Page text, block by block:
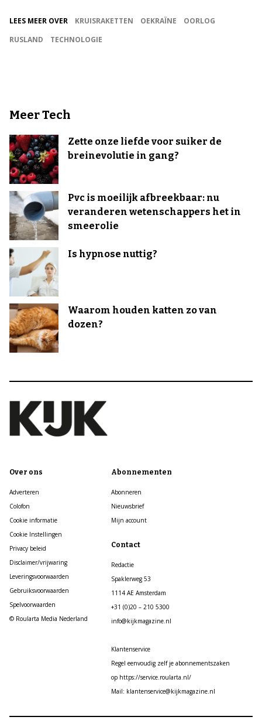
LEES MEER OVER KRUISRAKETTEN OEKRAÏNE
OORLOG
RUSLAND
TECHNOLOGIE
Meer Tech
Zette onze liefde voor suiker de
breinevolutie in gang?
Pvc is moeilijk afbreekbaar: nu
veranderen wetenschappers het in
smeerolie
Is hypnose nuttig?
Waarom houden katten zo van
dozen?
Over ons
Adverteren
Colofon
Cookie informatie
Cookie Instellingen
Privacy beleid
Disclaimer/vrijwaring
Leveringsvoorwaarden
Gebruiksvoorwaarden
Spelvoorwaarden
© Roularta Media Nederland
Abonnementen
Abonneren
Nieuwsbrief
Mijn account
Contact
Redactie
Spaklerweg 53
1114 AE Amsterdam
+31 (0)20 – 210 5300
info@kijkmagazine.nl
Klantenservice
Regel eenvoudig zelf je abonnementszaken
op https://service.roularta.nl/
Mail: klantenservice@kijkmagazine.nl